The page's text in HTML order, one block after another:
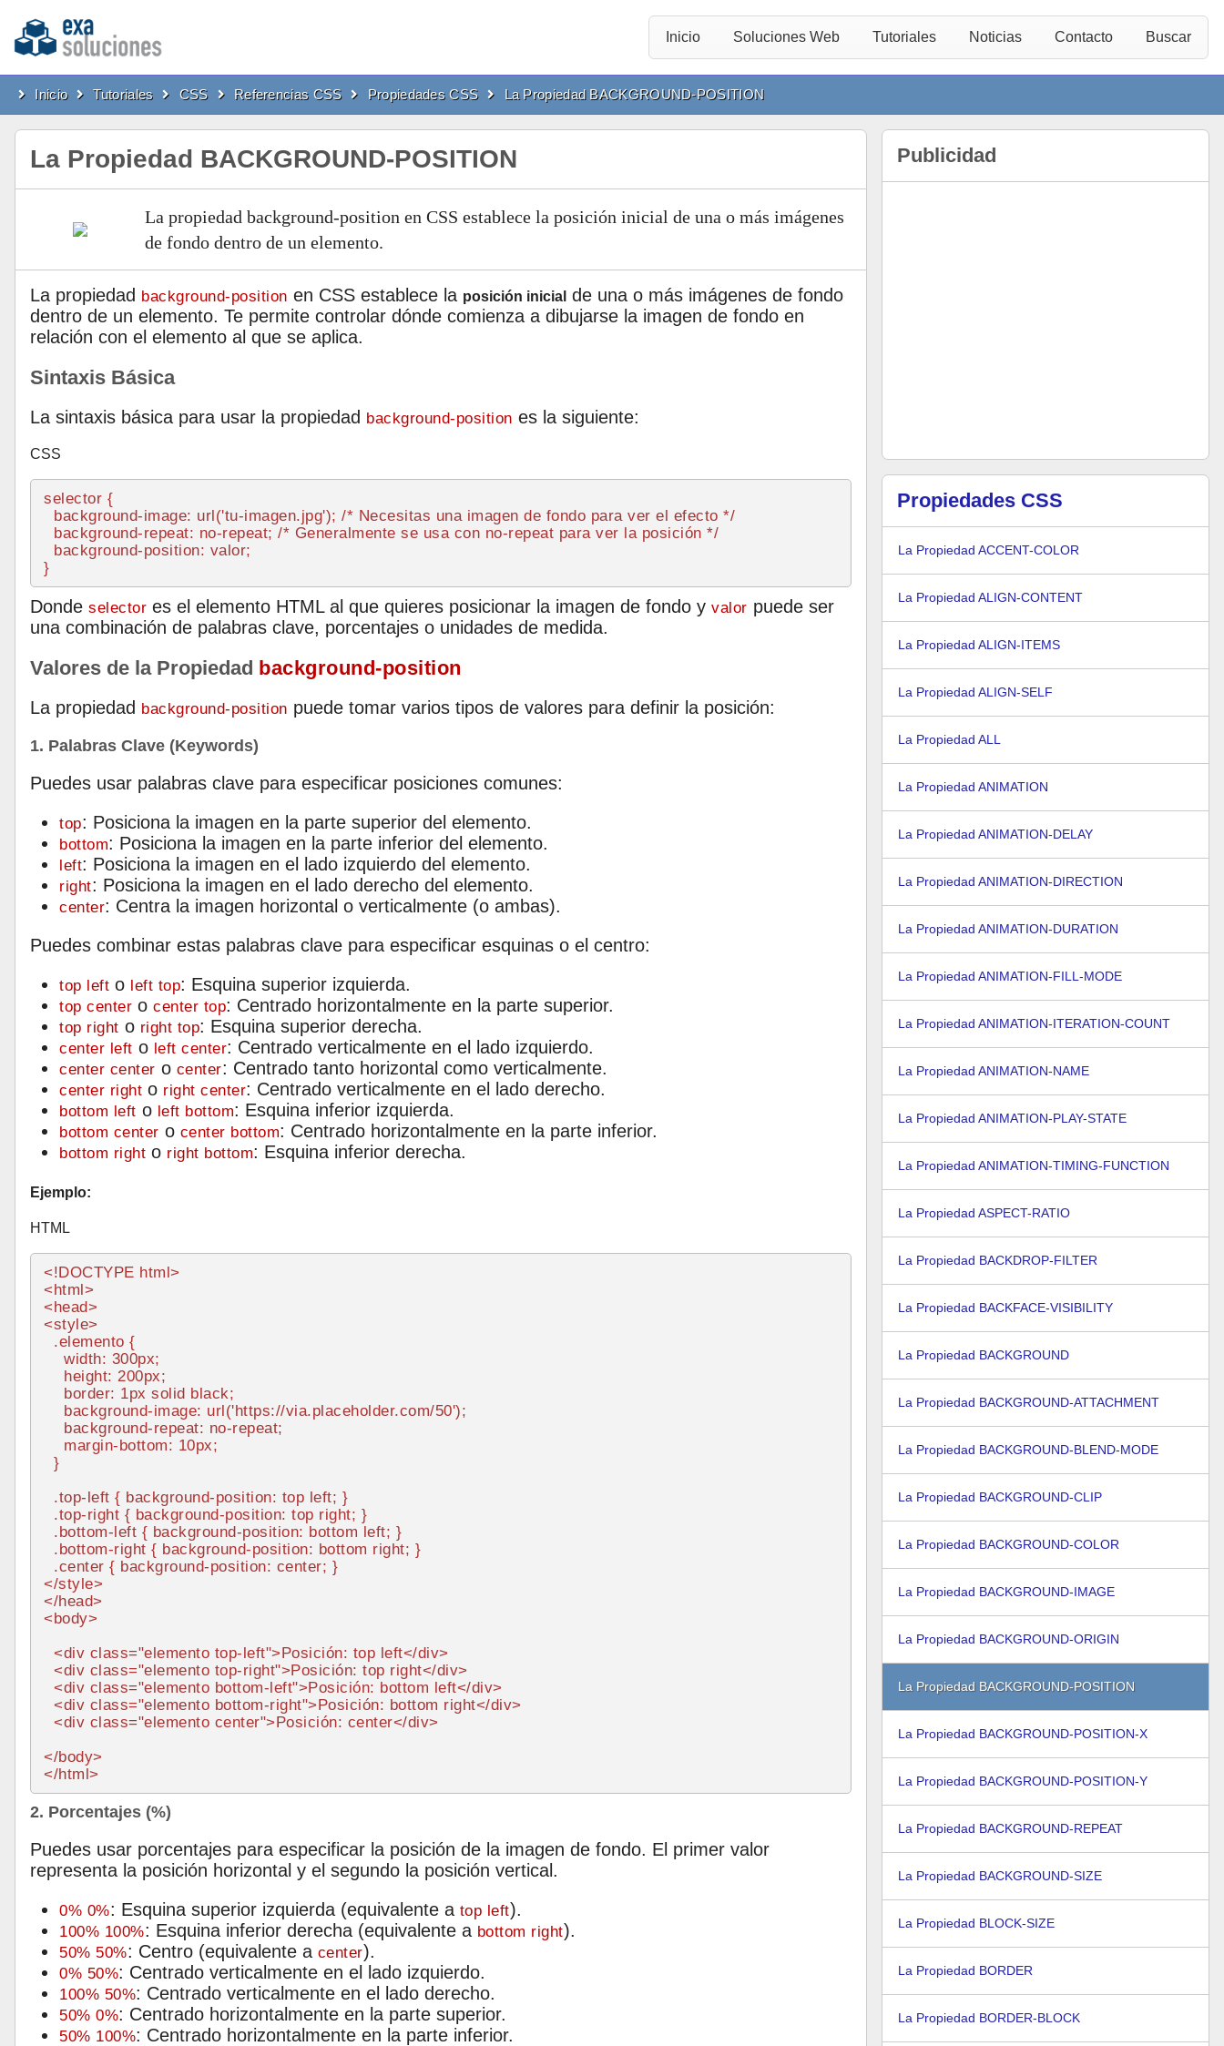
Inicio Soluciones Web Tutoriales Noticias Contacto Buscar
Inicio Tutoriales CSS Referencias CSS Propiedades CSS La Propiedad BACKGROUND-POSITION
La Propiedad BACKGROUND-POSITION
La propiedad background-position en CSS establece la posición inicial de una o más imágenes
de fondo dentro de un elemento.
La propiedad background-position en CSS establece la posición inicial de una o más imágenes de fondo
dentro de un elemento. Te permite controlar dónde comienza a dibujarse la imagen de fondo en
relación con el elemento al que se aplica.
Sintaxis Básica
La sintaxis básica para usar la propiedad background-position es la siguiente:
CSS
selector {
background-image: url('tu-imagen.jpg'); /* Necesitas una imagen de fondo para ver el efecto */
background-repeat: no-repeat; /* Generalmente se usa con no-repeat para ver la posición */
background-position: valor;
Donde selector es el elemento HTML al que quieres posicionar la imagen de fondo y valor puede ser
una combinación de palabras clave, porcentajes o unidades de medida.
Valores de la Propiedad background-position
La propiedad background-position puede tomar varios tipos de valores para definir la posición:
1. Palabras Clave (Keywords)
Puedes usar palabras clave para especificar posiciones comunes:
top: Posiciona la imagen en la parte superior del elemento.
bottom: Posiciona la imagen en la parte inferior del elemento.
left: Posiciona la imagen en el lado izquierdo del elemento.
right: Posiciona la imagen en el lado derecho del elemento.
center: Centra la imagen horizontal o verticalmente (o ambas).
Puedes combinar estas palabras clave para especificar esquinas o el centro:
top left o left top: Esquina superior izquierda.
top center o center top: Centrado horizontalmente en la parte superior.
top right o right top: Esquina superior derecha.
center left o left center: Centrado verticalmente en el lado izquierdo.
center center o center: Centrado tanto horizontal como verticalmente.
center right o right center: Centrado verticalmente en el lado derecho.
bottom left o left bottom: Esquina inferior izquierda.
bottom center o center bottom: Centrado horizontalmente en la parte inferior.
bottom right o right bottom: Esquina inferior derecha.
Ejemplo:
HTML
<!DOCTYPE html>
<html>
<head>
<style>
.elemento {
width: 300px;
height: 200px;
border: 1px solid black;
background-image: url('https://via.placeholder.com/50');
background-repeat: no-repeat;
margin-bottom: 10px;
  }
.top-left { background-position: top left; }
.top-right { background-position: top right; }
.bottom-left { background-position: bottom left; }
.bottom-right { background-position: bottom right; }
.center { background-position
</style>
</head>
<body>
<div class="elemento top-left">Posición: top left</div>
<div class="elemento top-right">Posición: top right</div>
<div class="elemento bottom-left">Posición: bottom left</div>
<div class="elemento bottom-right">Posición: bottom right</div>
<div class="elemento center">Posición: center</div>
</body>
</html>
2. Porcentajes (%)
Puedes usar porcentajes para especificar la posición de la imagen de fondo. El primer valor
representa la posición horizontal y el segundo la posición vertical.
0% 0%: Esquina superior izquierda (equivalente a top left).
100% 100%: Esquina inferior derecha (equivalente a bottom right).
50% 50%: Centro (equivalente a center).
0% 50%: Centrado verticalmente en el lado izquierdo.
100% 50%: Centrado verticalmente en el lado derecho.
50% 0%: Centrado horizontalmente en la parte superior.
50% 100%: Centrado horizontalmente en la parte inferior.
Publicidad
Propiedades CSS
La Propiedad ACCENT-COLOR
La Propiedad ALIGN-CONTENT
La Propiedad ALIGN-ITEMS
La Propiedad ALIGN-SELF
La Propiedad ALL
La Propiedad ANIMATION
La Propiedad ANIMATION-DELAY
La Propiedad ANIMATION-DIRECTION
La Propiedad ANIMATION-DURATION
La Propiedad ANIMATION-FILL-MODE
La Propiedad ANIMATION-ITERATION-COUNT
La Propiedad ANIMATION-NAME
La Propiedad ANIMATION-PLAY-STATE
La Propiedad ANIMATION-TIMING-FUNCTION
La Propiedad ASPECT-RATIO
La Propiedad BACKDROP-FILTER
La Propiedad BACKFACE-VISIBILITY
La Propiedad BACKGROUND
La Propiedad BACKGROUND-ATTACHMENT
La Propiedad BACKGROUND-BLEND-MODE
La Propiedad BACKGROUND-CLIP
La Propiedad BACKGROUND-COLOR
La Propiedad BACKGROUND-IMAGE
La Propiedad BACKGROUND-ORIGIN
La Propiedad BACKGROUND-POSITION
La Propiedad BACKGROUND-POSITION-X
La Propiedad BACKGROUND-POSITION-Y
La Propiedad BACKGROUND-REPEAT
La Propiedad BACKGROUND-SIZE
La Propiedad BLOCK-SIZE
La Propiedad BORDER
La Propiedad BORDER-BLOCK